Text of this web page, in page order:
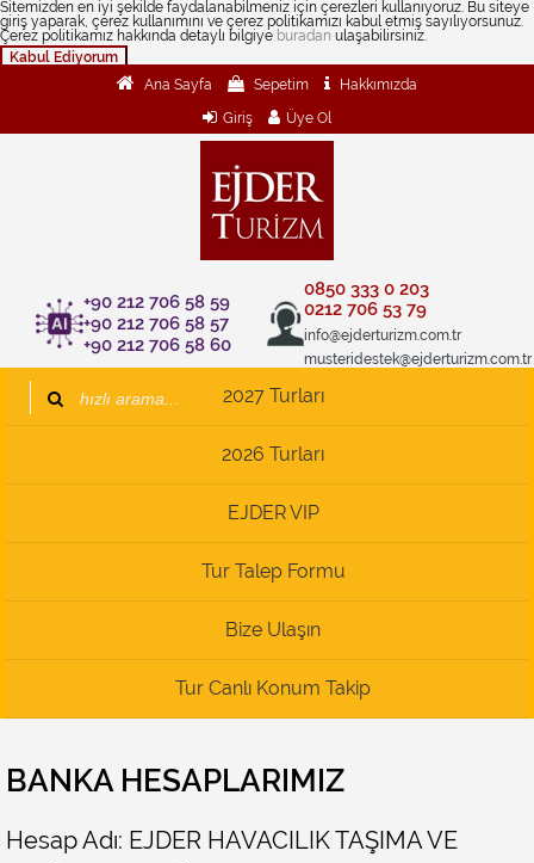
Sitemizden en iyi şekilde faydalanabilmeniz için çerezleri kullanıyoruz. Bu siteye
giriş yaparak, çerez kullanımını ve çerez politikamızı kabul etmiş sayılıyorsunuz.
Çerez politikamız hakkında detaylı bilgiye buradan ulaşabilirsiniz.
Kabul Ediyorum
Ana Sayfa
Sepetim
Hakkımızda
Giriş
Üye Ol
+90 212 706 58 59
+90 212 706 58 57
+90 212 706 58 60
0850 333 0 203
0212 706 53 79
info@ejderturizm.com.tr
musteridestek@ejderturizm.com.tr
2027 Turları
2026 Turları
EJDER VIP
Tur Talep Formu
Bize Ulaşın
Tur Canlı Konum Takip
BANKA HESAPLARIMIZ
Hesap Adı: EJDER HAVACILIK TAŞIMA VE